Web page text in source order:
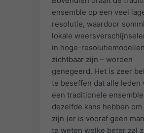
ensemble op een veel
resolutie, waardoor
lokale
in hoge-
zichtbaar zijn – worden
genegeerd. Het is zeer
te beseffen dat alle leden
een traditionele ensemble
dezelfde kans hebben
zijn (er is vooraf geen
te weten welke beter zal